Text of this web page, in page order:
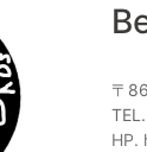
〒
HP.